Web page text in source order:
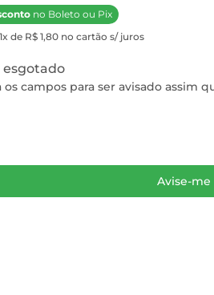
no Boleto ou Pix
de R$ 1,80 no cartão s/ juros
os campos para ser avisado assim
Avise-me